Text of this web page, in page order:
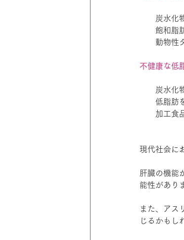
炭水化物
飽和脂肪
動物性タ
不健康な低
炭水化物
低脂肪を
加工食品
現代社会に
肝臓の機能
能性があり
また、アス
じるかもし